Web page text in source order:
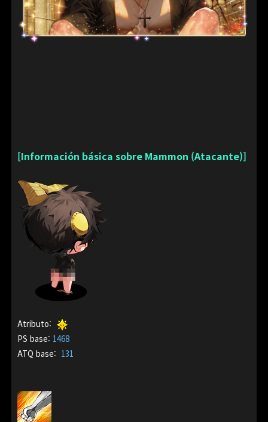
[Información básica sobre Mammon (Atacante)]
Atributo:
PS base: 1468
ATQ base: 131